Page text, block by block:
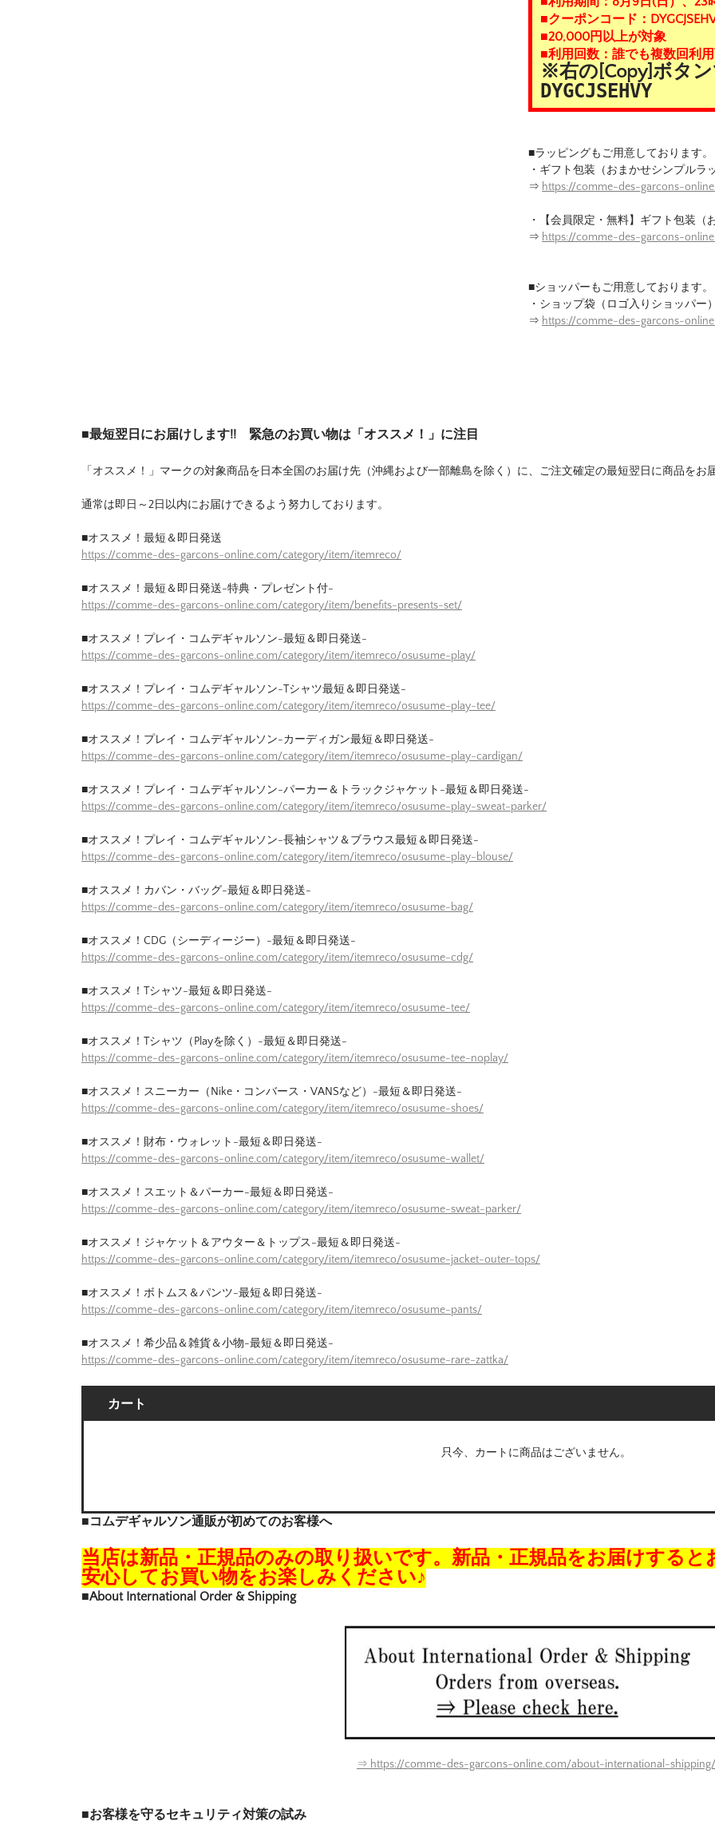
■クーポンコード：
■20,000円以上が対象
■利用回数：誰でも複数回利
※右の[Copy]ボタ
DYGCJSEHVY
■ラッピングもご用意しております。
・ギフト包装（おまかせシンプルラ
⇒ https://comme-des-garcons-
・【会員限定・無料】ギフト包装（
⇒ https://comme-des-garcons-
■ショッパーもご用意しております。
・ショップ袋（ロゴ入りショッパー）
⇒ https://comme-des-garcons-
■最短翌日にお届けします!! 緊急のお買い物は「オススメ！」に注目
「オススメ！」マークの対象商品を日本全国のお届け先（沖縄および一部離島を除く）に、ご注文確定の最短翌日に商品をお
通常は即日～2日以内にお届けできるよう努力しております。
■オススメ！最短＆即日発送
https://comme-des-garcons-online.com/category/item/itemreco/
■オススメ！最短＆即日発送-特典・プレゼント付-
https://comme-des-garcons-online.com/category/item/benefits-presents-set/
■オススメ！プレイ・コムデギャルソン-最短＆即日発送-
https://comme-des-garcons-online.com/category/item/itemreco/osusume-play/
■オススメ！プレイ・コムデギャルソン-Tシャツ最短＆即日発送-
https://comme-des-garcons-online.com/category/item/itemreco/osusume-play-tee/
■オススメ！プレイ・コムデギャルソン-カーディガン最短＆即日発送-
https://comme-des-garcons-online.com/category/item/itemreco/osusume-play-cardigan/
■オススメ！プレイ・コムデギャルソン-パーカー＆トラックジャケット-最短＆即日発送-
https://comme-des-garcons-online.com/category/item/itemreco/osusume-play-sweat-parker/
■オススメ！プレイ・コムデギャルソン-長袖シャツ＆ブラウス最短＆即日発送-
https://comme-des-garcons-online.com/category/item/itemreco/osusume-play-blouse/
■オススメ！カバン・バッグ-最短＆即日発送-
https://comme-des-garcons-online.com/category/item/itemreco/osusume-bag/
■オススメ！CDG（シーディージー）-最短＆即日発送-
https://comme-des-garcons-online.com/category/item/itemreco/osusume-cdg/
■オススメ！Tシャツ-最短＆即日発送-
https://comme-des-garcons-online.com/category/item/itemreco/osusume-tee/
■オススメ！Tシャツ（Playを除く）-最短＆即日発送-
https://comme-des-garcons-online.com/category/item/itemreco/osusume-tee-noplay/
■オススメ！スニーカー（Nike・コンバース・VANSなど）-最短＆即日発送-
https://comme-des-garcons-online.com/category/item/itemreco/osusume-shoes/
■オススメ！財布・ウォレット-最短＆即日発送-
https://comme-des-garcons-online.com/category/item/itemreco/osusume-wallet/
■オススメ！スエット＆パーカー-最短＆即日発送-
https://comme-des-garcons-online.com/category/item/itemreco/osusume-sweat-parker/
■オススメ！ジャケット＆アウター＆トップス-最短＆即日発送-
https://comme-des-garcons-online.com/category/item/itemreco/osusume-jacket-outer-tops/
■オススメ！ボトムス＆パンツ-最短＆即日発送-
https://comme-des-garcons-online.com/category/item/itemreco/osusume-pants/
■オススメ！希少品＆雑貨＆小物-最短＆即日発送-
https://comme-des-garcons-online.com/category/item/itemreco/osusume-rare-zattka/
カート
只今、カートに商品はございません。
■コムデギャルソン通販が初めてのお客様へ
当店は新品・正規品のみの取り扱いです。新品・正規品をお届けすると
安心してお買い物をお楽しみください♪
■About International Order & Shipping
⇒ https://comme-des-garcons-online.com/about-international-shipping/
■お客様を守るセキュリティ対策の試み